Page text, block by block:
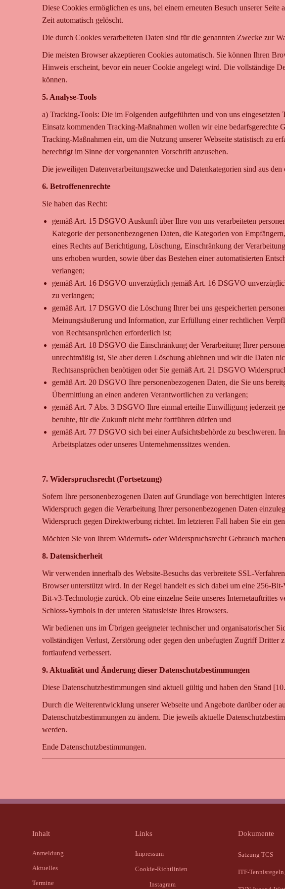
Diese Cookies ermöglichen es uns, bei einem erneuten Besuch unserer
Zeit automatisch gelöscht.
Die durch Cookies verarbeiteten Daten sind für die genannten Zwecke zur
Die meisten Browser akzeptieren Cookies automatisch. Sie können Ihren
Hinweis erscheint, bevor ein neuer Cookie angelegt wird. Die vollständige
können.
5. Analyse-Tools
a) Tracking-Tools: Die im Folgenden aufgeführten und von uns
Einsatz kommenden Tracking-Maßnahmen wollen wir eine bedarfsgerechte
Tracking-Maßnahmen ein, um die Nutzung unserer Webseite statistisch zu
berechtigt im Sinne der vorgenannten Vorschrift anzusehen.
Die jeweiligen Datenverarbeitungszwecke und Datenkategorien sind aus
6. Betroffenenrechte
Sie haben das Recht:
gemäß Art. 15 DSGVO Auskunft über Ihre von uns verarbeiteten
Kategorie der personenbezogenen Daten, die Kategorien von
eines Rechts auf Berichtigung, Löschung, Einschränkung der
uns erhoben wurden, sowie über das Bestehen einer automatisierten
verlangen;
gemäß Art. 16 DSGVO unverzüglich gemäß Art. 16 DSGVO
zu verlangen;
gemäß Art. 17 DSGVO die Löschung Ihrer bei uns gespeicherten
Meinungsäußerung und Information, zur Erfüllung einer rechtlichen
von Rechtsansprüchen erforderlich ist;
gemäß Art. 18 DSGVO die Einschränkung der Verarbeitung Ihrer
unrechtmäßig ist, Sie aber deren Löschung ablehnen und wir die Daten
Rechtsansprüchen benötigen oder Sie gemäß Art. 21 DSGVO
gemäß Art. 20 DSGVO Ihre personenbezogenen Daten, die Sie uns
Übermittlung an einen anderen Verantwortlichen zu verlangen;
gemäß Art. 7 Abs. 3 DSGVO Ihre einmal erteilte Einwilligung jederzeit
beruhte, für die Zukunft nicht mehr fortführen dürfen und
gemäß Art. 77 DSGVO sich bei einer Aufsichtsbehörde zu beschweren.
Arbeitsplatzes oder unseres Unternehmenssitzes wenden.
7. Widerspruchsrecht (Fortsetzung)
Sofern Ihre personenbezogenen Daten auf Grundlage von berechtigten
Widerspruch gegen die Verarbeitung Ihrer personenbezogenen Daten
Widerspruch gegen Direktwerbung richtet. Im letzteren Fall haben Sie ein
Möchten Sie von Ihrem Widerrufs- oder Widerspruchsrecht Gebrauch
8. Datensicherheit
Wir verwenden innerhalb des Website-Besuchs das verbreitete SSL-
Browser unterstützt wird. In der Regel handelt es sich dabei um eine 256-
Bit-v3-Technologie zurück. Ob eine einzelne Seite unseres Internetauftrittes
Schloss-Symbols in der unteren Statusleiste Ihres Browsers.
Wir bedienen uns im Übrigen geeigneter technischer und organisatorischer
vollständigen Verlust, Zerstörung oder gegen den unbefugten Zugriff Dritter
fortlaufend verbessert.
9. Aktualität und Änderung dieser Datenschutzbestimmungen
Diese Datenschutzbestimmungen sind aktuell gültig und haben den Stand
Durch die Weiterentwicklung unserer Webseite und Angebote darüber oder
Datenschutzbestimmungen zu ändern. Die jeweils aktuelle
werden.
Ende Datenschutzbestimmungen.
Inhalt
Anmeldung
Aktuelles
Termine
Links
Impressum
Cookie-Richtlinien
Instagram
Dokumente
Satzung TCS
ITF-